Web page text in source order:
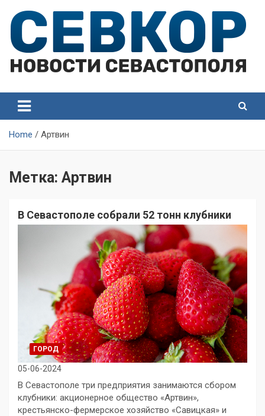
content
Севастополя
Севастополя
Home Артвин
Метка: Артвин
В Севастополе собрали 52 тонн клубники
ГОРОД
05-06-2024
В Севастополе три предприятия занимаются сбором
клубники: акционерное общество «Артвин»,
крестьянско-фермерское хозяйство «Савицкая» и